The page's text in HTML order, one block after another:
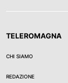
TELEROMAGNA
CHI SIAMO
REDAZIONE